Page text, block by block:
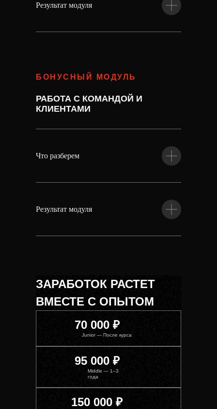
Результат модуля
БОНУСНЫЙ МОДУЛЬ
РАБОТА С КОМАНДОЙ И
КЛИЕНТАМИ
Что разберем
Результат модуля
ЗАРАБОТОК РАСТЕТ
ВМЕСТЕ С ОПЫТОМ
70 000 ₽
Junior — После курса
95 000 ₽
Middle — 1–3
года
150 000 ₽